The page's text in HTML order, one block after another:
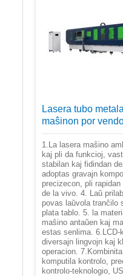
Lasera tubo
maŝinon por
1.La lasera maŝino
kaj pli da funkcioj,
stabilan kaj fidindan
adoptas gravajn
precizecon, pli
de la vivo. 4. Laŭ
povas laŭvola tranĉilo
plata tablo. 5. la
maŝino antaŭen kaj
estas senlima. 6.LCD-
diversajn lingvojn kaj
operacion.
komputila kontrolo,
kontrolo-teknologio,